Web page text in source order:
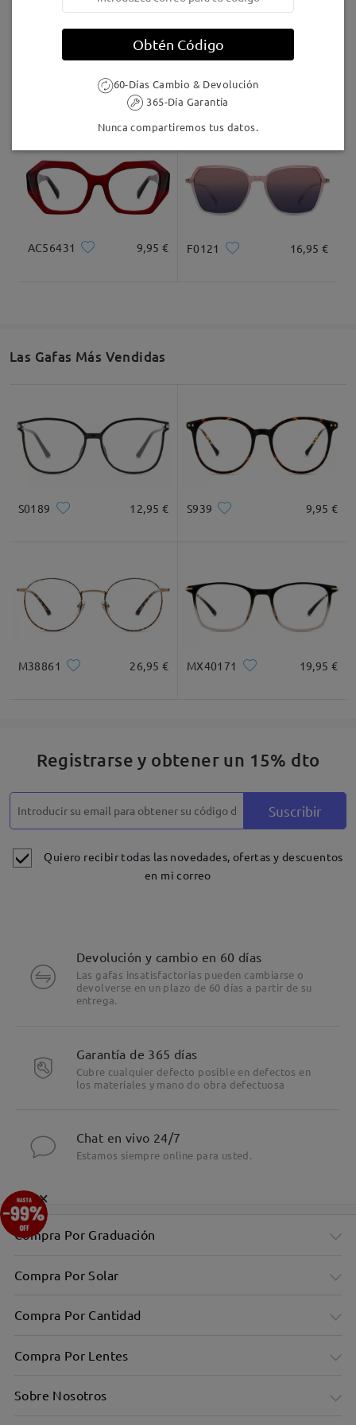
24,95 € M45618
AC56431 9,95 € F0121 16,95 €
Las Gafas Más Vendidas
S0189 12,95 € S939 9,95 €
M38861 26,95 € MX40171 19,95 €
Registrarse y obtener un 15% dto
Suscribir
Quiero recibir todas las novedades, ofertas y descuentos
en mi correo
Devolución y cambio en 60 días
Las gafas insatisfactorias pueden cambiarse o
devolverse en un plazo de 60 días a partir de su
entrega.
Garantía de 365 días
Cubre cualquier defecto posible en defectos en
los materiales y mano do obra defectuosa
Chat en vivo 24/7
Estamos siempre online para usted.
Compra Por Graduación
Compra Por Solar
Compra Por Cantidad
Compra Por Lentes
Sobre Nosotros
×
Obtén Código
60-Días Cambio & Devolución
365-Día Garantía
Nunca compartiremos tus datos.